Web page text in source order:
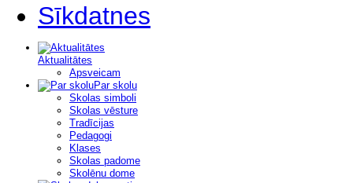
Sīkdatnes
Aktualitātes
Apsveicam
Par skolu
Skolas simboli
Skolas vēsture
Tradīcijas
Pedagogi
Klases
Skolas padome
Skolēnu dome